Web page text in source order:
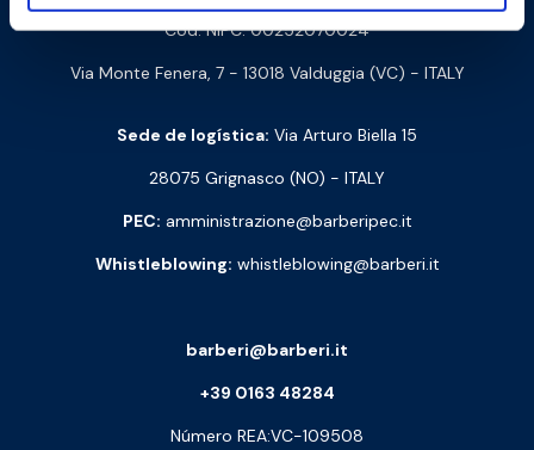
Cod. NIPC: 00252070024
Via Monte Fenera, 7 - 13018 Valduggia (VC) - ITALY
Sede de logística: Via Arturo Biella 15
28075 Grignasco (NO) - ITALY
PEC: amministrazione@barberipec.it
Whistleblowing: whistleblowing@barberi.it
barberi@barberi.it
+39 0163 48284
Número REA:VC-109508